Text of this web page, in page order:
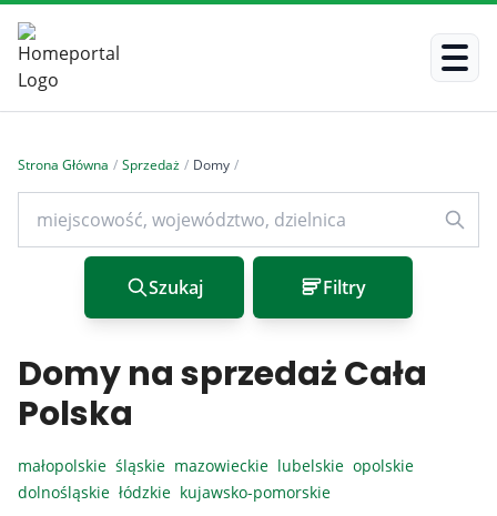
Strona Główna / Sprzedaż / Domy /
Szukaj Filtry
Domy na sprzedaż Cała
Polska
małopolskie śląskie mazowieckie lubelskie opolskie
dolnośląskie łódzkie kujawsko-pomorskie